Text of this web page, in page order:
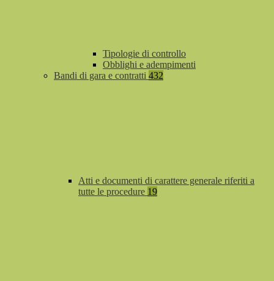
Tipologie di controllo
Obblighi e adempimenti
Bandi di gara e contratti 432
Atti e documenti di carattere generale riferiti a
tutte le procedure 19